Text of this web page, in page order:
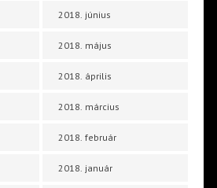
2018. június
2018. május
2018. április
2018. március
2018. február
2018. január